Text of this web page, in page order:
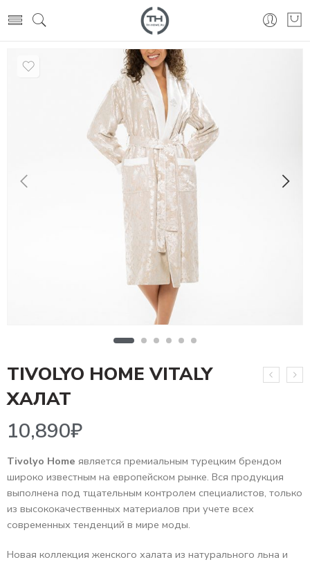
TIVOLYO HOME VITALY
ХАЛАТ
10,890₽
Tivolyo Home является премиальным турецким брендом
широко известным на европейском рынке. Вся продукция
выполнена под тщательным контролем специалистов, только
из высококачественных материалов при учете всех
современных тенденций в мире моды.
Новая коллекция женского халата из натурального льна и